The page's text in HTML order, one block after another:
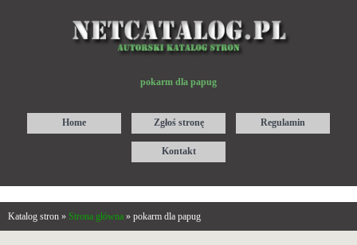
pokarm dla papug
Home Zgłoś stronę Regulamin
Kontakt
Katalog stron » Strona główna » pokarm dla papug